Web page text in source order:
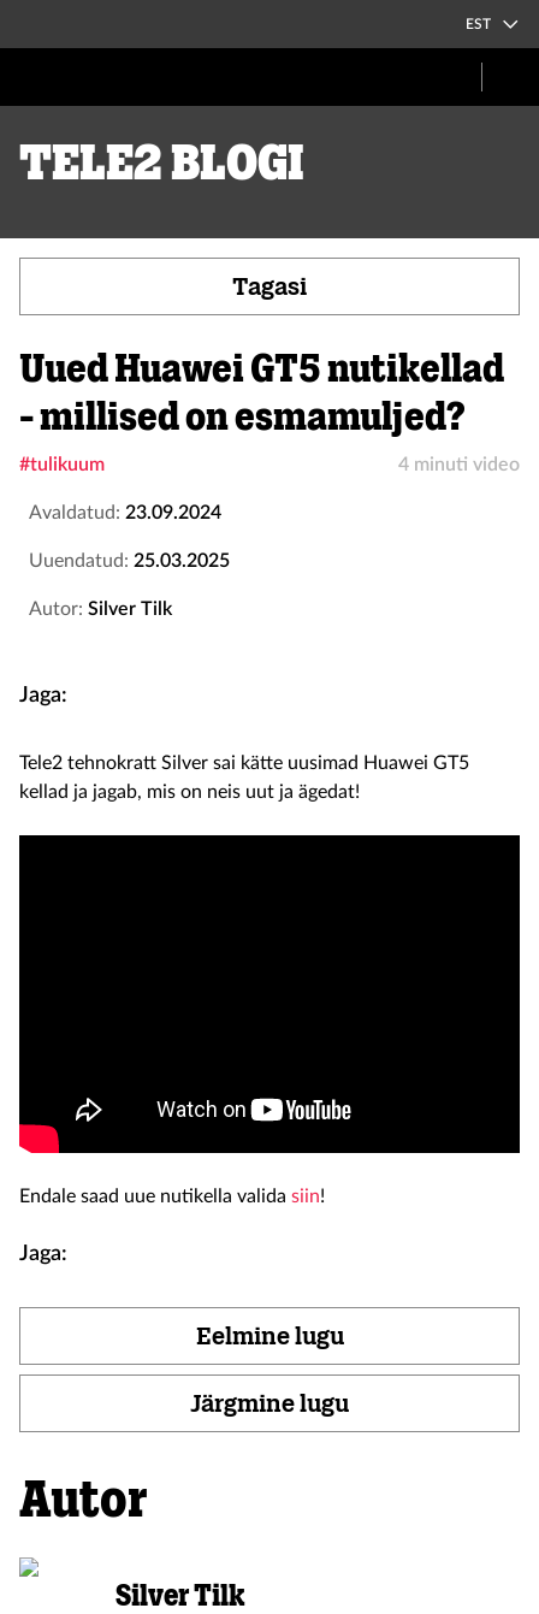
EST
Tele2 blogi
Tagasi
Uued Huawei GT5 nutikellad
- millised on esmamuljed?
#tulikuum 4 minuti video
Avaldatud: 23.09.2024
Uuendatud: 25.03.2025
Autor: Silver Tilk
Jaga:
Tele2 tehnokratt Silver sai kätte uusimad Huawei GT5
kellad ja jagab, mis on neis uut ja ägedat!
Endale saad uue nutikella valida siin!
Jaga:
Eelmine lugu
Järgmine lugu
Autor
Silver Tilk